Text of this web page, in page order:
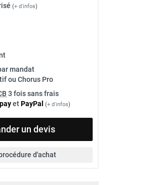
(+ d'infos)
mandat
ou Chorus Pro
3 fois sans frais
etPayPal (+ d'infos)
un devis
d'achat